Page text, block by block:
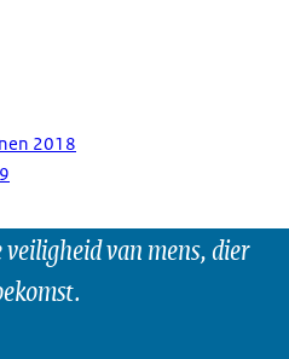
2018
van mens, dier